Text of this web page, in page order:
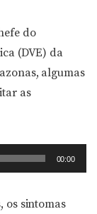
do
(DVE) da
algumas
as
00:00
os sintomas